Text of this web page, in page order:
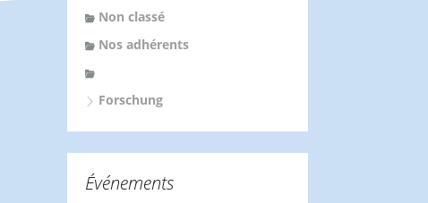
Non classé
Nos adhérents
Forschung
Événements